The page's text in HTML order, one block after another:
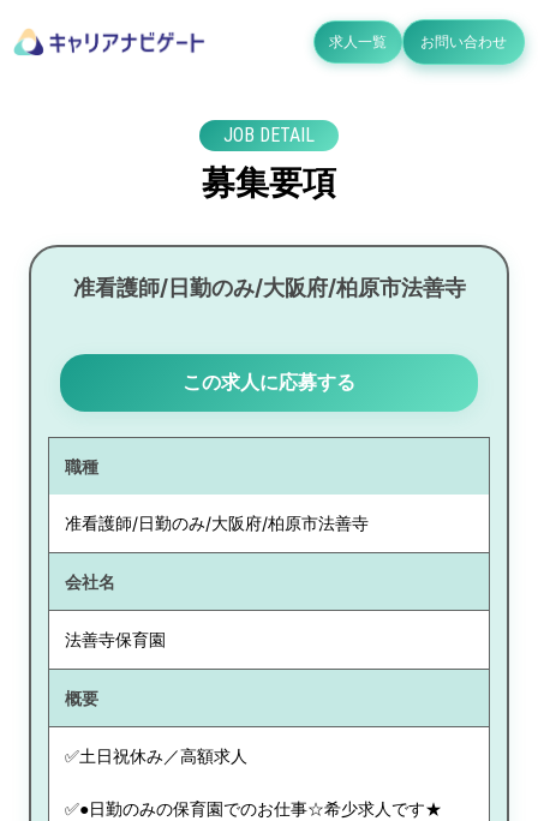
求人一覧 お問い合わせ
JOB DETAIL
募集要項
准看護師/日勤のみ/大阪府/柏原市法善寺
この求人に応募する
職種
准看護師/日勤のみ/大阪府/柏原市法善寺
会社名
法善寺保育園
概要
✅土日祝休み／高額求人
✅●日勤のみの保育園でのお仕事☆希少求人です★